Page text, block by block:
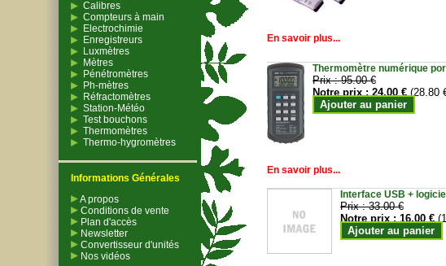
Calibres
Compteurs à main
Electrochimie
Enregistreurs
Luxmètres
Mètres
Pénétromètres
Ph-mètres
Réfractomètres
Station-Météo
Test bouchons
Thermomètres
Thermo-hygromètres
Informations Générales
A propos
Conditions de vente
Plan d'accès
Newsletter
Convertisseur d'unités
Nos vidéos
En savoir plus...
Thermomètre numérique
Prix :95.00 €
Notre prix :24.00 € (28.80
Ajouter au panier
En savoir plus...
Interface USB +
Prix :33.00 €
Notre prix :16.00 €
Ajouter au panier